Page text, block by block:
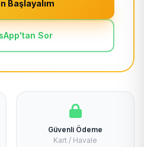
Başlayalım
Sor
Güvenli Ödeme
Kart / Havale